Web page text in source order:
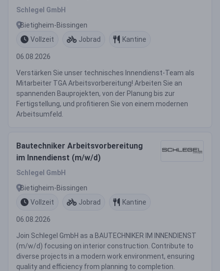
Schlegel GmbH
Bietigheim-Bissingen
Vollzeit
Jobrad Kantine
06.08.2026
Verstärken Sie unser technisches Innendienst-Team als
Mitarbeiter TGA Arbeitsvorbereitung! Arbeiten Sie an
spannenden Bauprojekten, von der Planung bis zur
Fertigstellung, und profitieren Sie von einem modernen
Arbeitsumfeld.
Bautechniker Arbeitsvorbereitung
im Innendienst (m/w/d)
Schlegel GmbH
Bietigheim-Bissingen
Vollzeit
Jobrad Kantine
06.08.2026
Join Schlegel GmbH as a BAUTECHNIKER IM INNENDIENST
(m/w/d) focusing on interior construction. Contribute to
diverse projects in a modern work environment, ensuring
quality and efficiency from planning to completion.